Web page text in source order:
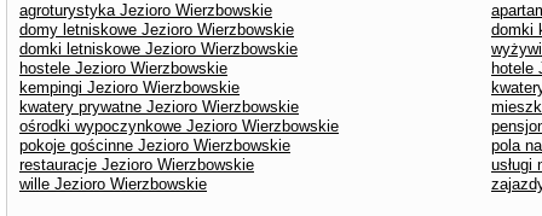
agroturystyka Jezioro Wierzbowskie
domy letniskowe Jezioro Wierzbowskie
domki
domki letniskowe Jezioro Wierzbowskie
hostele Jezioro Wierzbowskie
hotele
kempingi Jezioro Wierzbowskie
kwatery prywatne Jezioro Wierzbowskie
ośrodki wypoczynkowe Jezioro Wierzbowskie
pokoje gościnne Jezioro Wierzbowskie
pola
restauracje Jezioro Wierzbowskie
usługi
wille Jezioro Wierzbowskie